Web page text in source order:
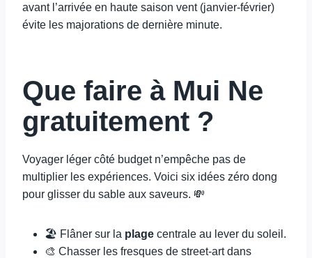
avant l’arrivée en haute saison vent (janvier-février)
évite les majorations de dernière minute.
Que faire à Mui Ne
gratuitement ?
Voyager léger côté budget n’empêche pas de
multiplier les expériences. Voici six idées zéro dong
pour glisser du sable aux saveurs. 💸
🏖️ Flâner sur la plage centrale au lever du soleil.
🎨 Chasser les fresques de street-art dans